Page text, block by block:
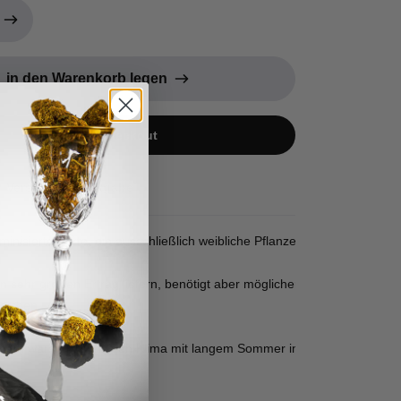
in den Warenkorb legen
Jetzt zum Checkout
Versand & Rückgabe
Sorte, die ausschließlich weibliche Pflanzen hervorbringt.
sehr großen Ertrag liefern, benötigt aber möglicherweise etwas mehr
warmen, sonnigen Klima mit langem Sommer im Freien angebaut